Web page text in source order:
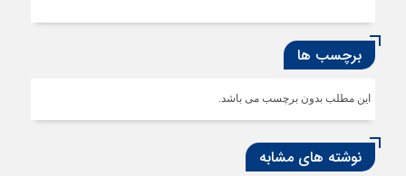
برچسب ها
این مطلب بدون برچسب می باشد.
نوشته های مشابه